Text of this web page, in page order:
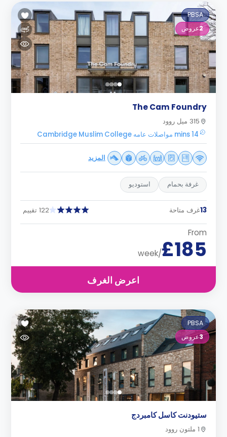
PBSA
2عروض
The Cam Foundry
315 ميل روود
14 mins مواصلات عامه Cambridge Muslim College
المزيد
غرفة بحمام استوديو
13غرف متاحة 122 تقييم
From
£185
/week
اعرض الغرف
PBSA
3عروض
ستيودنت كاسل كامبردج
1 ملتون روود